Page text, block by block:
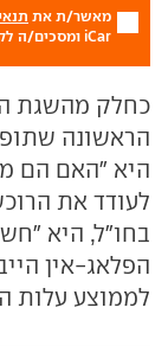
מאשר/ת את
iCar ומסכים/ה לקבל מכם דברי פרסום.
כחלק מהשגת
הראשונה
היא "האם הם
לעודד את
בחו"ל, היא
הפלאג-אין
לממוצע עלות